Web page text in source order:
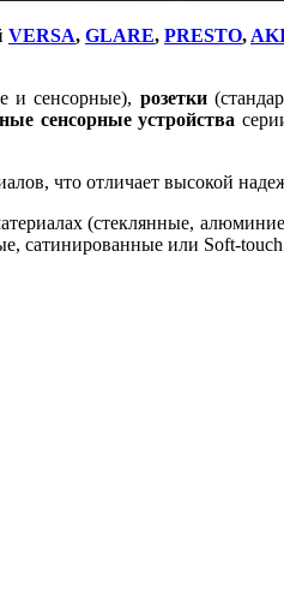
VERSA, GLARE, PRESTO,
и сенсорные), розетки
сенсорные устройства
что отличает высокой
(стеклянные,
сатинированные или Soft-